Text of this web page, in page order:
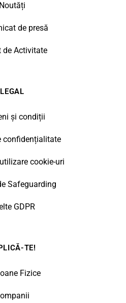
Noutăți
de presă
de Activitate
LEGAL
și condiții
confidențialitate
cookie-uri
Safeguarding
GDPR
TE!
Fizice